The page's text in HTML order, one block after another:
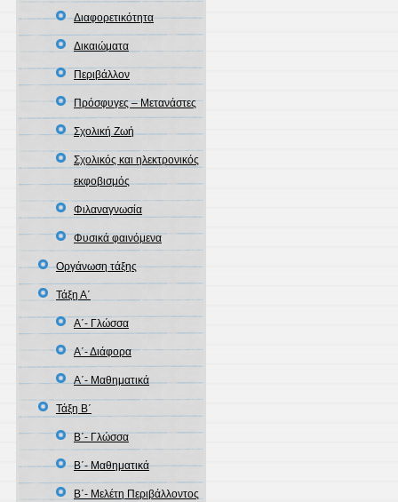
Διαφορετικότητα
Δικαιώματα
Περιβάλλον
Πρόσφυγες – Μετανάστες
Σχολική Ζωή
Σχολικός και ηλεκτρονικός
εκφοβισμός
Φιλαναγνωσία
Φυσικά φαινόμενα
Οργάνωση τάξης
Τάξη Α΄
Α΄- Γλώσσα
Α΄- Διάφορα
Α΄- Μαθηματικά
Τάξη Β΄
Β΄- Γλώσσα
Β΄- Μαθηματικά
Β΄- Μελέτη Περιβάλλοντος